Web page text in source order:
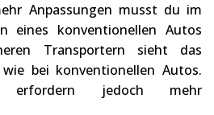
Anpassungen musst du im
eines konventionellen Autos
Transportern sieht das
bei konventionellen Autos.
erfordern jedoch mehr